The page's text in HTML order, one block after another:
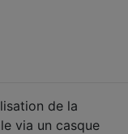
de la
via un casque